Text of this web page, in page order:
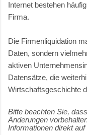
Internet bestehen
Firma.
Die Firmenliquidation
Daten, sondern
aktiven
Datensätze, die
Wirtschaftsgeschichte
Bitte beachten Sie,
Änderungen
Informationen direkt